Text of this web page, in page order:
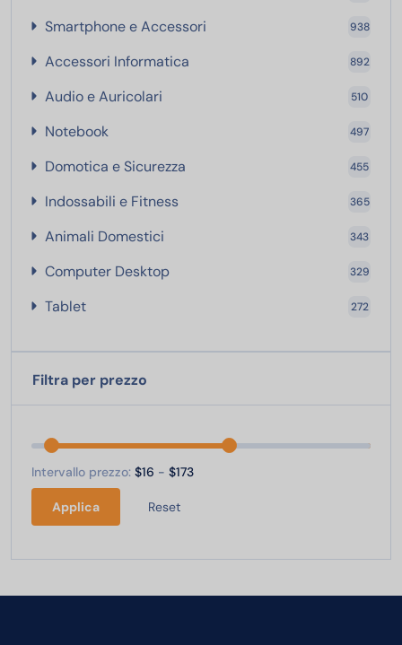
Smartphone e Accessori
938
Smartphone e Accessori
Accessori Informatica
892
Audio e Auricolari
510
Notebook
497
Domotica e Sicurezza
455
Indossabili e Fitness
365
Indossabili e Fitness
Animali Domestici
343
Computer Desktop
329
Computer Desktop
Tablet
272
Tablet
Filtra per prezzo
Intervallo prezzo: $16 - $173
Applica Reset